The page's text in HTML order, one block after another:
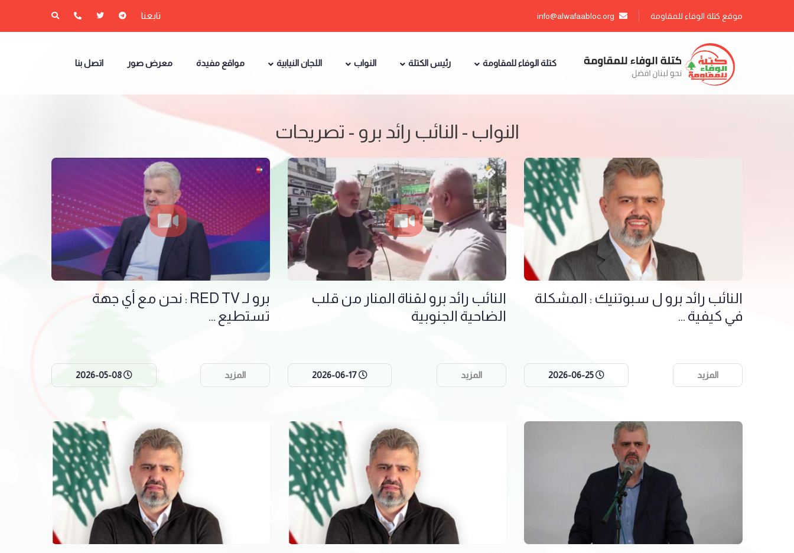
تابعنا موقع كتلة الوفاء للمقاومة
كتلة الوفاء للمقاومة رئيس الكتلة النواب اللجان النيابية مواقع مفيدة معرض صور اتصل بنا
النواب - النائب رائد برو - تصريحات
النائب رائد برو ل سبوتنيك : المشكلة
في كيفية ...
المزيد
النائب رائد برو لقناة المنار من قلب
الضاحية الجنوبية
المزيد
برو لـ RED TV : نحن مع أي جهة
تستطيع ...
المزيد